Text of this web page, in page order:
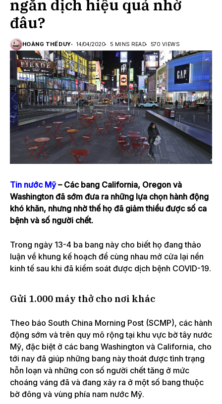
ngăn dịch hiệu quả nhờ
đâu?
HOÀNG THẾ DUY 14/04/2020 5 MINS READ 570 VIEWS
Tin nước Mỹ– Các bang California, Oregon và
Washington đã sớm đưa ra những lựa chọn hành động
khó khăn, nhưng nhờ thế họ đã giảm thiểu được số ca
bệnh và số người chết.
Trong ngày 13-4 ba bang này cho biết họ đang thảo
luận về khung kế hoạch để cùng nhau mở cửa lại nền
kinh tế sau khi đã kiểm soát được dịch bệnh COVID-19.
Gửi 1.000 máy thở cho nơi khác
Theo báo South China Morning Post (SCMP), các hành
động sớm và trên quy mô rộng tại khu vực bờ tây nước
Mỹ, đặc biệt ở các bang Washington và California, cho
tới nay đã giúp những bang này thoát được tình trạng
hỗn loạn và những con số người chết tăng ở mức
choáng váng đã và đang xảy ra ở một số bang thuộc
bờ đông và vùng phía nam nước Mỹ.